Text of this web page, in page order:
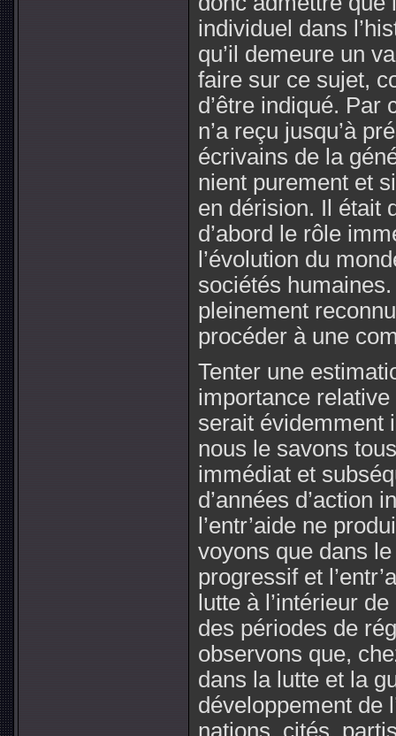
individuel dans
qu’il demeure un
faire sur ce sujet,
d’être indiqué. Par
n’a reçu jusqu’à
écrivains de la
nient purement et
en dérision. Il était
d’abord le rôle
l’évolution du
sociétés
pleinement
procéder à une
Tenter une
importance
serait évidemment
nous le savons
immédiat et
d’années d’action
l’entr’aide ne
voyons que dans
progressif et
lutte à l’intérieur
des périodes de
observons que,
dans la lutte et la
développement de
nations, cités,